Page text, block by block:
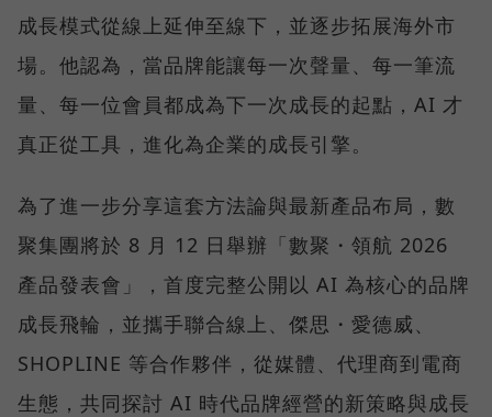
成長模式從線上延伸至線下，並逐步拓展海外市
場。他認為，當品牌能讓每一次聲量、每一筆流
量、每一位會員都成為下一次成長的起點，AI 才
真正從工具，進化為企業的成長引擎。
為了進一步分享這套方法論與最新產品布局，數
聚集團將於 8 月 12 日舉辦「數聚・領航 2026
產品發表會」，首度完整公開以 AI 為核心的品牌
成長飛輪，並攜手聯合線上、傑思・愛德威、
SHOPLINE 等合作夥伴，從媒體、代理商到電商
生態，共同探討 AI 時代品牌經營的新策略與成長